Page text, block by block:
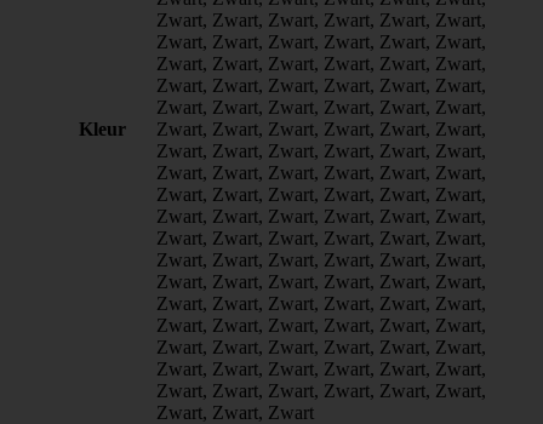
Kleur
Zwart, Zwart, Zwart, Zwart, Zwart, Zwart,
Zwart, Zwart, Zwart, Zwart, Zwart, Zwart,
Zwart, Zwart, Zwart, Zwart, Zwart, Zwart,
Zwart, Zwart, Zwart, Zwart, Zwart, Zwart,
Zwart, Zwart, Zwart, Zwart, Zwart, Zwart,
Zwart, Zwart, Zwart, Zwart, Zwart, Zwart,
Zwart, Zwart, Zwart, Zwart, Zwart, Zwart,
Zwart, Zwart, Zwart, Zwart, Zwart, Zwart,
Zwart, Zwart, Zwart, Zwart, Zwart, Zwart,
Zwart, Zwart, Zwart, Zwart, Zwart, Zwart,
Zwart, Zwart, Zwart, Zwart, Zwart, Zwart,
Zwart, Zwart, Zwart, Zwart, Zwart, Zwart,
Zwart, Zwart, Zwart, Zwart, Zwart, Zwart,
Zwart, Zwart, Zwart, Zwart, Zwart, Zwart,
Zwart, Zwart, Zwart, Zwart, Zwart, Zwart,
Zwart, Zwart, Zwart, Zwart, Zwart, Zwart,
Zwart, Zwart, Zwart, Zwart, Zwart, Zwart,
Zwart, Zwart, Zwart, Zwart, Zwart, Zwart,
Zwart, Zwart, Zwart